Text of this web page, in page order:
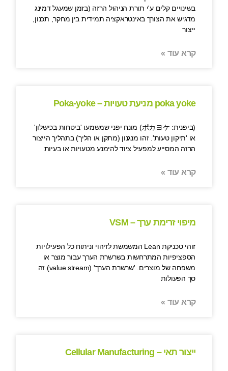
בשינויים קלים ע'י תורת הניהול הרזה (בזמן שמעגל דמינג
מדגיש את הצורך באינטראקציה תמידית בין מחקר, תכנון,
ייצור
קרא עוד »
poka yoke מניעת טעויות – Poka-yoke
(ביפנית: ポカヨケ) מונח יפני שמשמעו 'ביטחות בכישלון'
או 'תיקון טעות'. זהו מנגנון (מתקן או הליך) בתהליך הייצור
הרזה המסייע למפעיל ציוד להימנע מטעויות או בעיות
קרא עוד »
מיפוי זרימת ערך – VSM
זוהי טכניקת Lean המשמשת לזיהוי וניתוח כל הפעילויות
הספציפיות המתרחשות בשרשרת הערך עבור מוצר או
משפחה של מוצרים. 'שרשרת הערך' (value stream) זה
סך הפעולות
קרא עוד »
ייצור תאי – Cellular Manufacturing